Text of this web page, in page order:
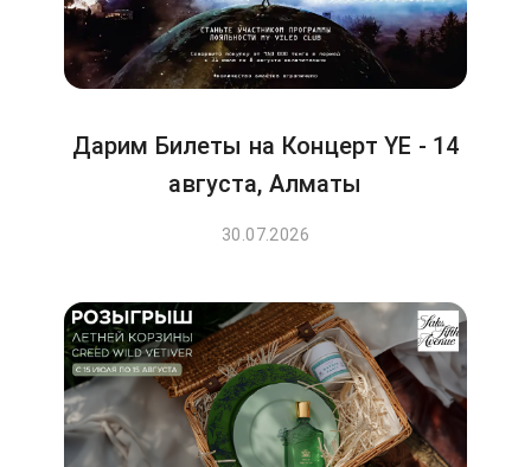
Дарим Билеты на Концерт YE - 14
августа, Алматы
30.07.2026